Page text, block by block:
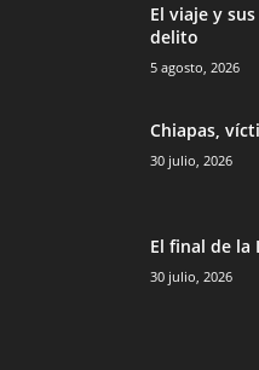
El viaje y
delito
5 agosto, 2026
Chiapas,
30 julio, 2026
El final de la
30 julio, 2026